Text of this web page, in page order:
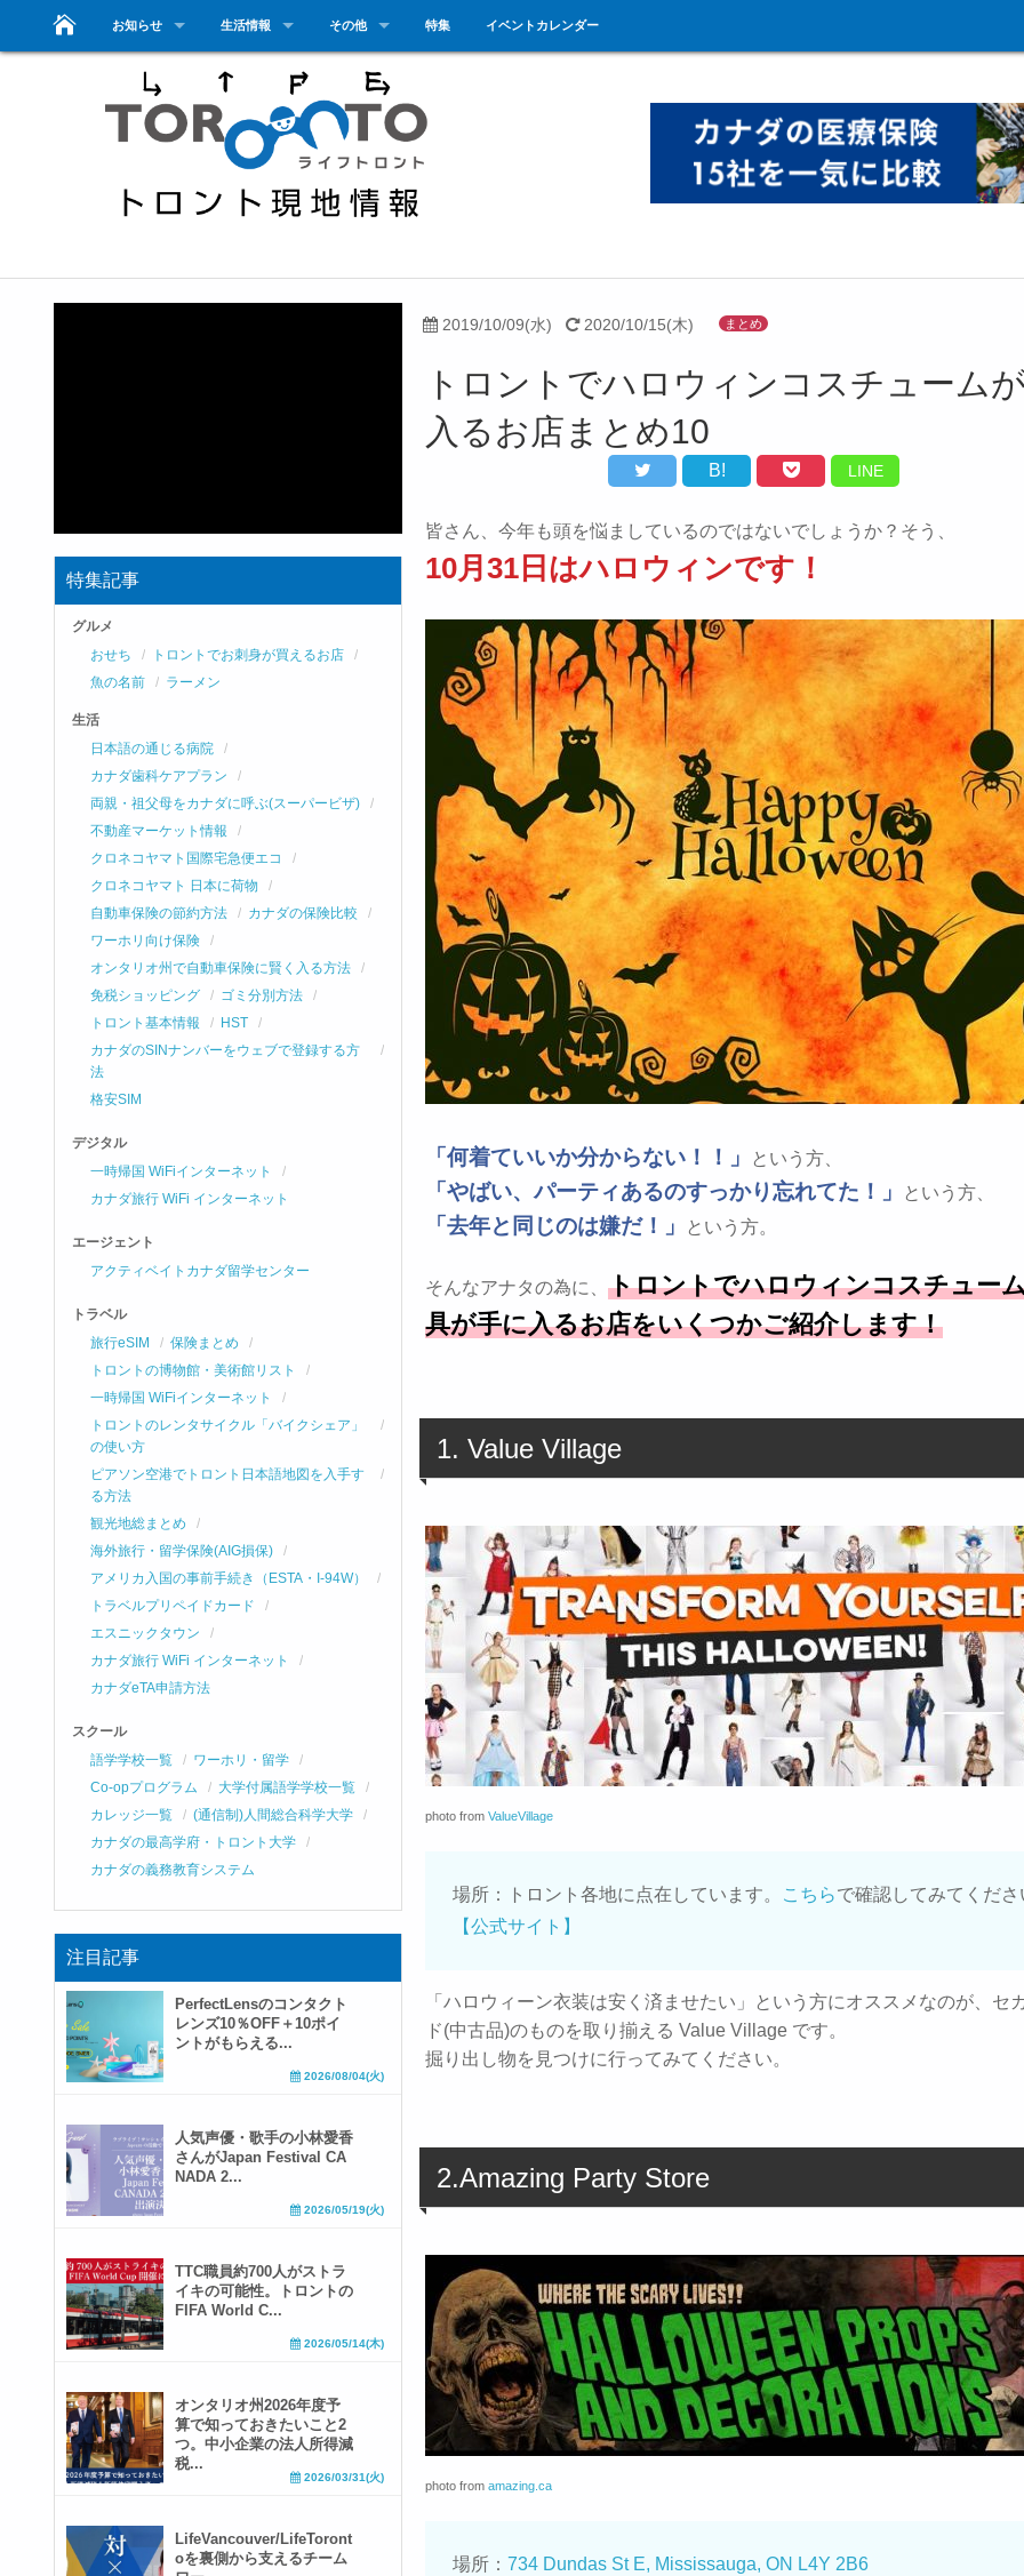
お知らせ 生活情報 その他 特集 イベントカレンダー
2019/10/09(水) 2020/10/15(木) まとめ
トロントでハロウィンコスチューム
入るお店まとめ10
B! LINE
皆さん、今年も頭を悩ましているのではないでしょうか？そう、
10月31日はハロウィンです！
「何着ていいか分からない！！」 という方、
「やばい、パーティあるのすっかり忘れてた！」 という方、
「去年と同じのは嫌だ！」 という方。
そんなアナタの為に、 トロントでハロウィンコスチュー
具が手に入るお店をいくつかご紹介します！
1. Value Village
photo from ValueVillage
場所：トロント各地に点在しています。 こちらで確認してみてくださ
【公式サイト】
「ハロウィーン衣装は安く済ませたい」という方にオススメなのが、セ
ド(中古品)のものを取り揃える Value Village です。
掘り出し物を見つけに行ってみてください。
2.Amazing Party Store
photo from amazing.ca
場所： 734 Dundas St E, Mississauga, ON L4Y 2B6
特集記事
グルメ
おせち
トロントでお刺身が買えるお店
魚の名前
ラーメン
生活
日本語の通じる病院
カナダ歯科ケアプラン
両親・祖父母をカナダに呼ぶ(スーパービザ)
不動産マーケット情報
クロネコヤマト国際宅急便エコ
クロネコヤマト 日本に荷物
自動車保険の節約方法
カナダの保険比較
ワーホリ向け保険
オンタリオ州で自動車保険に賢く入る方法
免税ショッピング
ゴミ分別方法
トロント基本情報
HST
カナダのSINナンバーをウェブで登録する方
法
格安SIM
デジタル
一時帰国 WiFiインターネット
カナダ旅行 WiFi インターネット
エージェント
アクティベイトカナダ留学センター
トラベル
旅行eSIM
保険まとめ
トロントの博物館・美術館リスト
一時帰国 WiFiインターネット
トロントのレンタサイクル「バイクシェア」
の使い方
ピアソン空港でトロント日本語地図を入手す
る方法
観光地総まとめ
海外旅行・留学保険(AIG損保)
アメリカ入国の事前手続き（ESTA・I-94W）
トラベルプリペイドカード
エスニックタウン
カナダ旅行 WiFi インターネット
カナダeTA申請方法
スクール
語学学校一覧
ワーホリ・留学
Co-opプログラム
大学付属語学学校一覧
カレッジ一覧
(通信制)人間総合科学大学
カナダの最高学府・トロント大学
カナダの義務教育システム
注目記事
PerfectLensのコンタクト
レンズ10％OFF＋10ポイ
ントがもらえる...
2026/08/04(火)
人気声優・歌手の小林愛香
さんがJapan Festival CA
NADA 2...
2026/05/19(火)
TTC職員約700人がストラ
イキの可能性。トロントの
FIFA World C...
2026/05/14(木)
オンタリオ州2026年度予
算で知っておきたいこと2
つ。中小企業の法人所得減
税...
2026/03/31(火)
LifeVancouver/LifeToront
oを裏側から支えるチーム